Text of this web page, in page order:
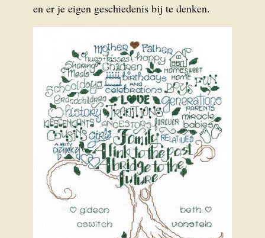
en er je eigen geschiedenis bij te denken.